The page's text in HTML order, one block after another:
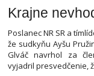
Krajne
Poslanec NR SR a
že sudkyňu Ayšu
Glváč navrhol za
vyjadril presvedčenie,